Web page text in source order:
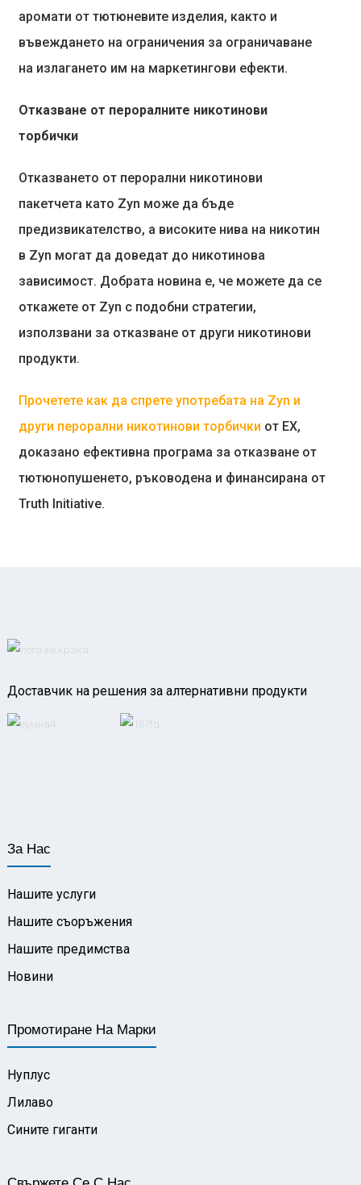
аромати от тютюневите изделия, както и
въвеждането на ограничения за ограничаване
на излагането им на маркетингови ефекти.
Отказване от пероралните никотинови
торбички
Отказването от перорални никотинови
пакетчета като Zyn може да бъде
предизвикателство, а високите нива на никотин
в Zyn могат да доведат до никотинова
зависимост. Добрата новина е, че можете да се
откажете от Zyn с подобни стратегии,
използвани за отказване от други никотинови
продукти.
Прочетете как да спрете употребата на Zyn и
други перорални никотинови торбички от EX,
доказано ефективна програма за отказване от
тютюнопушенето, ръководена и финансирана от
Truth Initiative.
Доставчик на решения за алтернативни продукти
За Нас
Нашите услуги
Нашите съоръжения
Нашите предимства
Новини
Промотиране На Марки
Нуплус
Лилаво
Сините гиганти